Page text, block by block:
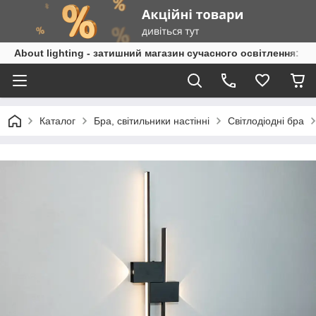
About lighting - затишний магазин сучасного освітлення:
Каталог Бра, світильники настінні Світлодіодні бра